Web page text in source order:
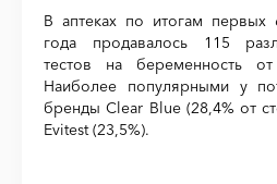
В аптеках по итогам первых
года продавалось 115
тестов на беременность
Наиболее популярными у
бренды Clear Blue (28,4% от
Evitest (23,5%).